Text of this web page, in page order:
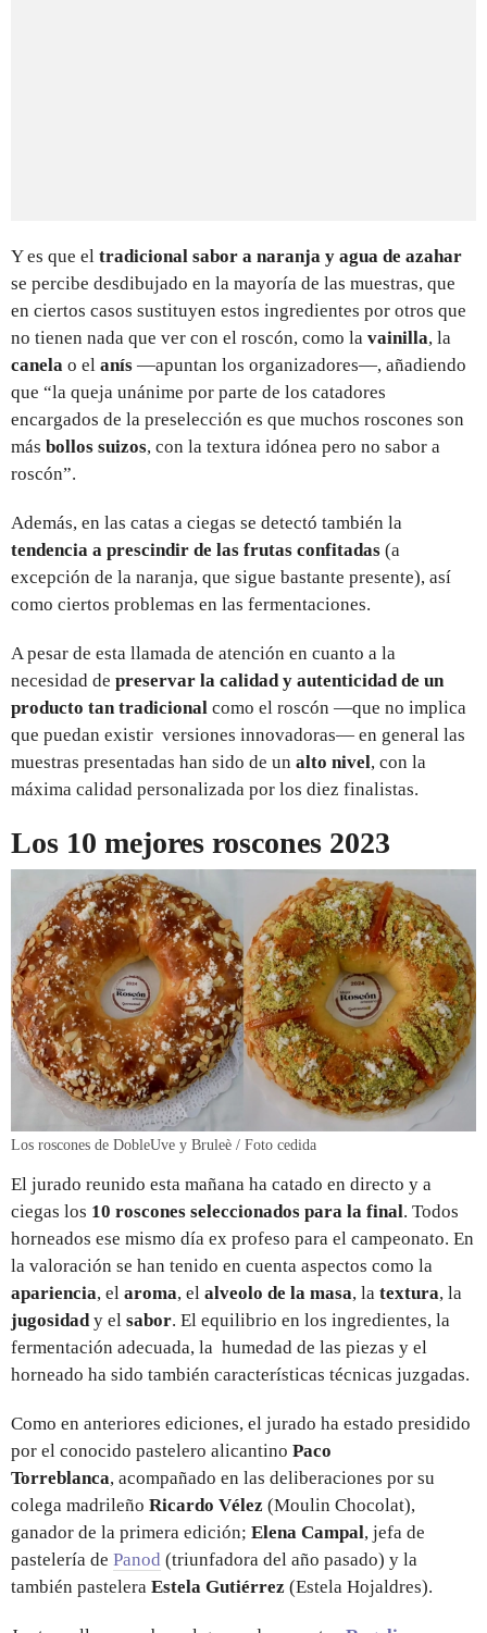
Y es que el tradicional sabor a naranja y agua de azahar
se percibe desdibujado en la mayoría de las muestras, que
en ciertos casos sustituyen estos ingredientes por otros que
no tienen nada que ver con el roscón, como la vainilla, la
canela o el anís —apuntan los organizadores—, añadiendo
que “la queja unánime por parte de los catadores
encargados de la preselección es que muchos roscones son
más bollos suizos, con la textura idónea pero no sabor a
roscón”.
Además, en las catas a ciegas se detectó también la
tendencia a prescindir de las frutas confitadas (a
excepción de la naranja, que sigue bastante presente), así
como ciertos problemas en las fermentaciones.
A pesar de esta llamada de atención en cuanto a la
necesidad de preservar la calidad y autenticidad de un
producto tan tradicional como el roscón —que no implica
que puedan existir versiones innovadoras— en general las
muestras presentadas han sido de un alto nivel, con la
máxima calidad personalizada por los diez finalistas.
Los 10 mejores roscones 2023
Los roscones de DobleUve y Bruleè / Foto cedida
El jurado reunido esta mañana ha catado en directo y a
ciegas los 10 roscones seleccionados para la final. Todos
horneados ese mismo día ex profeso para el campeonato. En
la valoración se han tenido en cuenta aspectos como la
apariencia, el aroma, el alveolo de la masa, la textura, la
jugosidad y el sabor. El equilibrio en los ingredientes, la
fermentación adecuada, la humedad de las piezas y el
horneado ha sido también características técnicas juzgadas.
Como en anteriores ediciones, el jurado ha estado presidido
por el conocido pastelero alicantino Paco
Torreblanca, acompañado en las deliberaciones por su
colega madrileño Ricardo Vélez (Moulin Chocolat),
ganador de la primera edición; Elena Campal, jefa de
pastelería de Panod (triunfadora del año pasado) y la
también pastelera Estela Gutiérrez (Estela Hojaldres).